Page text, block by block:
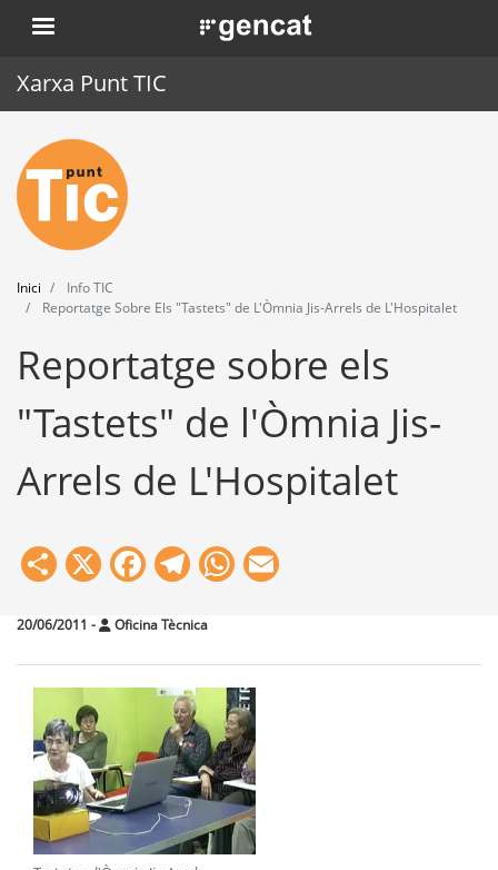
Vés
al
. Obre en una nova finestra.
Xarxa Punt TIC
Inici
Punt TIC
Actualitat
Agenda
Formació
Eines
Inici
Info TIC
Reportatge Sobre Els "Tastets" de L'Òmnia Jis-Arrels de L'Hospitalet
Reportatge sobre els
"Tastets" de l'Òmnia Jis-
Arrels de L'Hospitalet
Share
X Facebook
Telegram
WhatsApp
20/06/2011 - Oficina Tècnica